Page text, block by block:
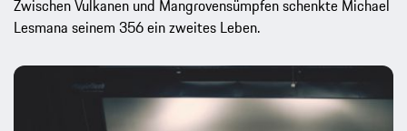
Zwischen Vulkanen und Mangrovensümpfen schenkte Michael
Lesmana seinem 356 ein zweites Leben.